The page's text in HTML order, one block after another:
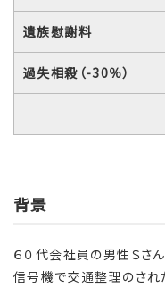
遺族慰謝料
過失相殺（-30％）
背景
６０代会社員の男性Ｓさ
信号機で交通整理のされ